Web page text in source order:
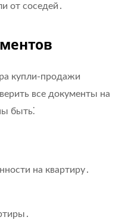
от соседей․
купли-продажи
все документы на
быть⁚
на квартиру․